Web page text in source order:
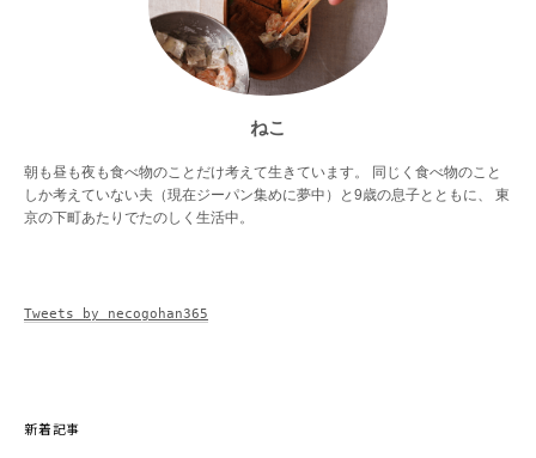
ねこ
朝も昼も夜も食べ物のことだけ考えて生きています。 同じく食べ物のこと
しか考えていない夫（現在ジーパン集めに夢中）と9歳の息子とともに、 東
京の下町あたりでたのしく生活中。
Tweets by necogohan365
新着記事